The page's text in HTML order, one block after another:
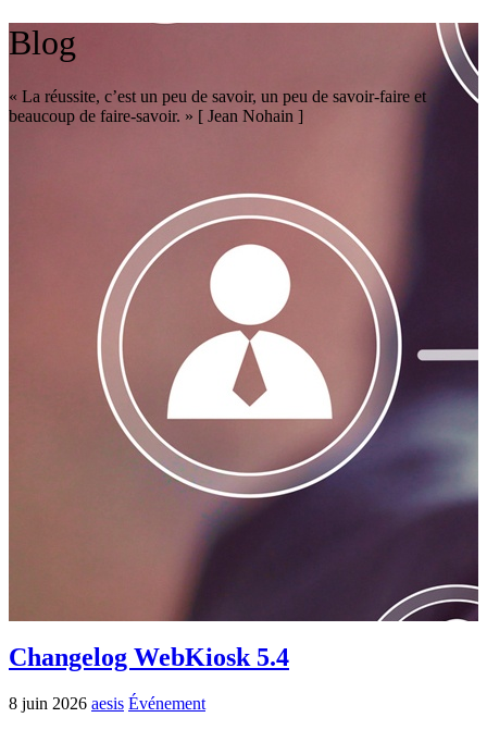
Blog
« La réussite, c’est un peu de savoir, un peu de savoir-faire et
beaucoup de faire-savoir. » [ Jean Nohain ]
Changelog WebKiosk 5.4
8 juin 2026 aesis Événement